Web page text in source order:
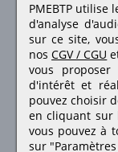
PMEBTP utilise
d'analyse
sur ce site,
nos CGV / CGU
vous
d'intérêt et
pouvez choisir
en cliquant sur
vous pouvez à
sur